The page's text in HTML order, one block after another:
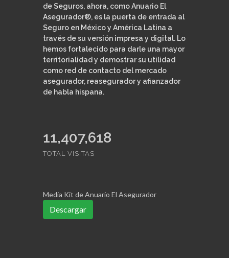
de Seguros, ahora, como Anuario El
Asegurador®, es la puerta de entrada al
Seguro en México y América Latina a
través de su versión impresa y digital. Lo
hemos fortalecido para darle una mayor
territorialidad y demostrar su utilidad
como red de contacto del mercado
asegurador, reasegurador y afianzador
de habla hispana.
11,407,618
TOTAL VISITAS
Media Kit de Anuario El Asegurador
Descargar